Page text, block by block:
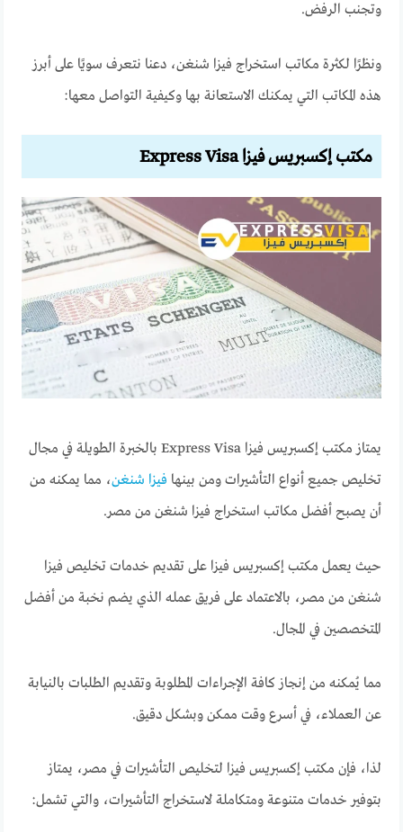
وتجنب الرفض.
ونظرًا لكثرة مكاتب استخراج فيزا شنغن، دعنا نتعرف سويًا على أبرز
هذه المكاتب التي يمكنك الاستعانة بها وكيفية التواصل معها:
مكتب إكسبريس فيزاExpress Visa
يمتاز مكتب إكسبريس فيزا Express Visa بالخبرة الطويلة في مجال
تخليص جميع أنواع التأشيرات ومن بينها فيزا شنغن، مما يمكنه من
أن يصبح أفضل مكاتب استخراج فيزا شنغن من مصر.
حيث يعمل مكتب إكسبريس فيزا على تقديم خدمات تخليص فيزا
شنغن من مصر، بالاعتماد على فريق عمله الذي يضم نخبة من أفضل
المتخصصين في المجال.
مما يُمكنه من إنجاز كافة الإجراءات المطلوبة وتقديم الطلبات بالنيابة
عن العملاء، في أسرع وقت ممكن وبشكل دقيق.
لذا، فإن مكتب إكسبريس فيزا لتخليص التأشيرات في مصر، يمتاز
بتوفير خدمات متنوعة ومتكاملة لاستخراج التأشيرات، والتي تشمل: